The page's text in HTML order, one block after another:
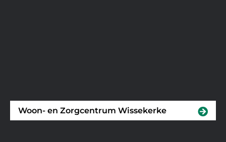
Woon- en Zorgcentrum Wissekerke